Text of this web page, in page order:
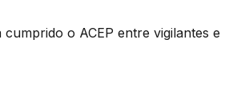
o ACEP entre vigilantes e